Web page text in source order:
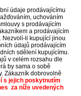
údaje prodávajícímu
uchováním
s prodávajícím
a prodávajícím
Nezvolí-li kupující jinou
údajů prodávajícím
sdělení kupujícímu.
v celém rozsahu dle
by sama o sobě
Zákazník dobrovolně
s jejich poskytnutím
za níže uvedených